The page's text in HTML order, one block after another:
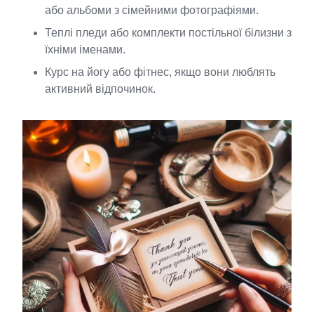
або альбоми з сімейними фотографіями.
Теплі пледи або комплекти постільної білизни з
їхніми іменами.
Курс на йогу або фітнес, якщо вони люблять
активний відпочинок.